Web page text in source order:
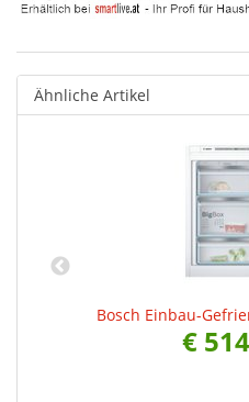
Ähnliche Artikel
Bosch Einbau-
€